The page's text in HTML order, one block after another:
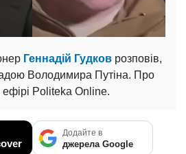
Геннадій Гудков розповів,
Володимира Путіна. Про
ефірі Politeka Online.
Додайте в
джерела Google